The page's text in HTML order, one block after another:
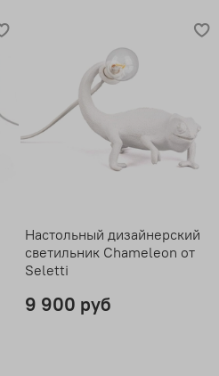
Настольный дизайнерский
светильник Chameleon от
Seletti
9 900 руб